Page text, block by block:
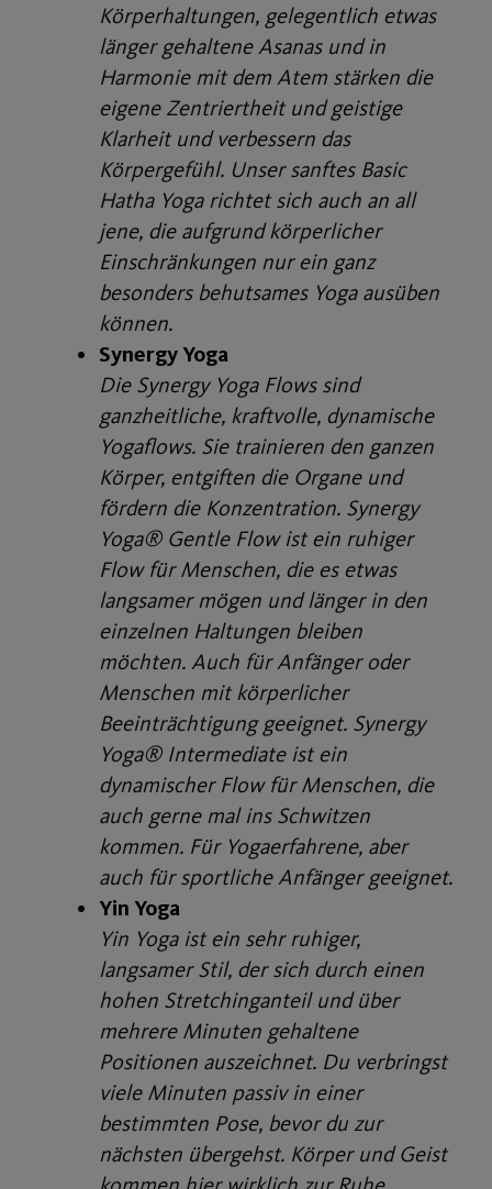
Körperhaltungen, gelegentlich etwas
länger gehaltene Asanas und in
Harmonie mit dem Atem stärken die
eigene Zentriertheit und geistige
Klarheit und verbessern das
Körpergefühl. Unser sanftes Basic
Hatha Yoga richtet sich auch an all
jene, die aufgrund körperlicher
Einschränkungen nur ein ganz
besonders behutsames Yoga ausüben
können.
Synergy Yoga
Die Synergy Yoga Flows sind
ganzheitliche, kraftvolle, dynamische
Yogaflows. Sie trainieren den ganzen
Körper, entgiften die Organe und
fördern die Konzentration. Synergy
Yoga® Gentle Flow ist ein ruhiger
Flow für Menschen, die es etwas
langsamer mögen und länger in den
einzelnen Haltungen bleiben
möchten. Auch für Anfänger oder
Menschen mit körperlicher
Beeinträchtigung geeignet. Synergy
Yoga® Intermediate ist ein
dynamischer Flow für Menschen, die
auch gerne mal ins Schwitzen
kommen. Für Yogaerfahrene, aber
auch für sportliche Anfänger geeignet.
Yin Yoga
Yin Yoga ist ein sehr ruhiger,
langsamer Stil, der sich durch einen
hohen Stretchinganteil und über
mehrere Minuten gehaltene
Positionen auszeichnet. Du verbringst
viele Minuten passiv in einer
bestimmten Pose, bevor du zur
nächsten übergehst. Körper und Geist